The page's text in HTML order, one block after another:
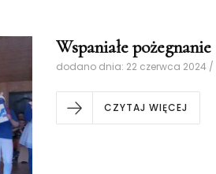
Wspaniałe
dodano dnia: 22 czerwca 2024 /
CZYTAJ WIĘCEJ